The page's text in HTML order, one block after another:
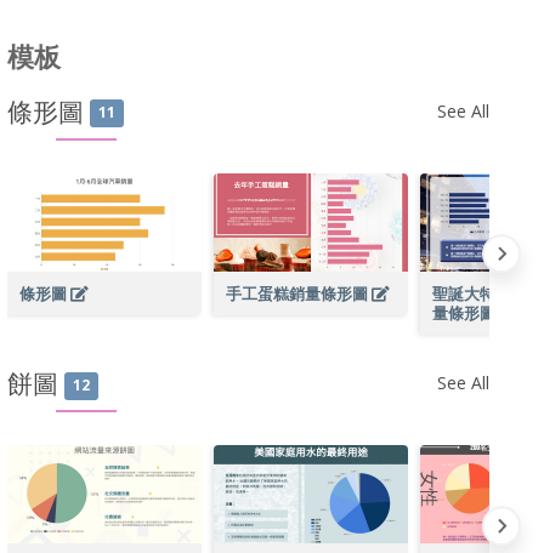
模板
條形圖 11 See All
條形圖 手工蛋糕銷量條形圖
聖誕大特賣期
量條形圖
餅圖 12 See All